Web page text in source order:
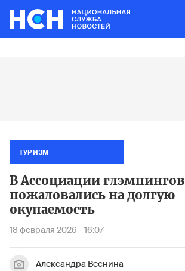
ТУРИЗМ
В Ассоциации глэмпингов
пожаловались на долгую
окупаемость
18 февраля 2026 16:07
Александра Веснина